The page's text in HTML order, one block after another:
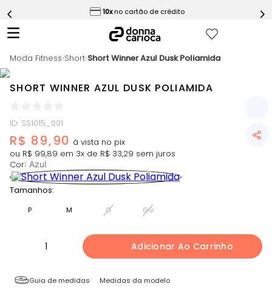
10x no cartão de crédito
Moda Fitness Short Short Winner Azul Dusk Poliamida
SHORT WINNER AZUL DUSK POLIAMIDA
ID: SS1015_001
R$ 89,90
ou R$ 99,89 em 3x de R$ 33,29 sem juros
Cor: Azul
Tamanhos:
P M G GG
1 Adicionar Ao Carrinho
Guia de medidas Medidas da modelo
7º Epic Vermelho
10ºUltimate Rosa